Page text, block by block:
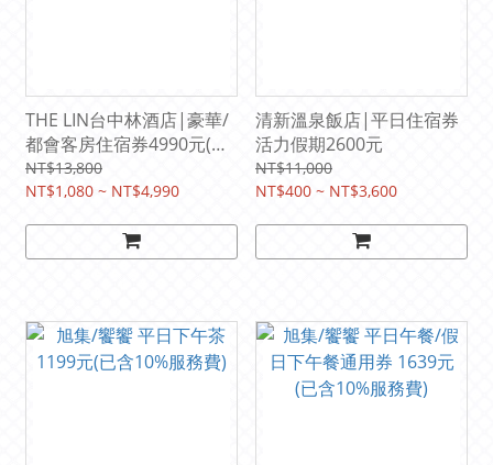
THE LIN台中林酒店|豪華/
都會客房住宿券4990元(含
二客早餐)
NT$13,800
NT$1,080 ~ NT$4,990
清新溫泉飯店|平日住宿券
活力假期2600元
NT$11,000
NT$400 ~ NT$3,600